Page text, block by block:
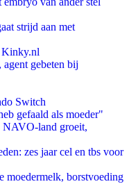
strijd aan met
Kinky.nl
gebeten bij
Switch
gefaald als moeder"
NAVO-land groeit,
zes jaar cel en tbs voor
moedermelk, borstvoeding